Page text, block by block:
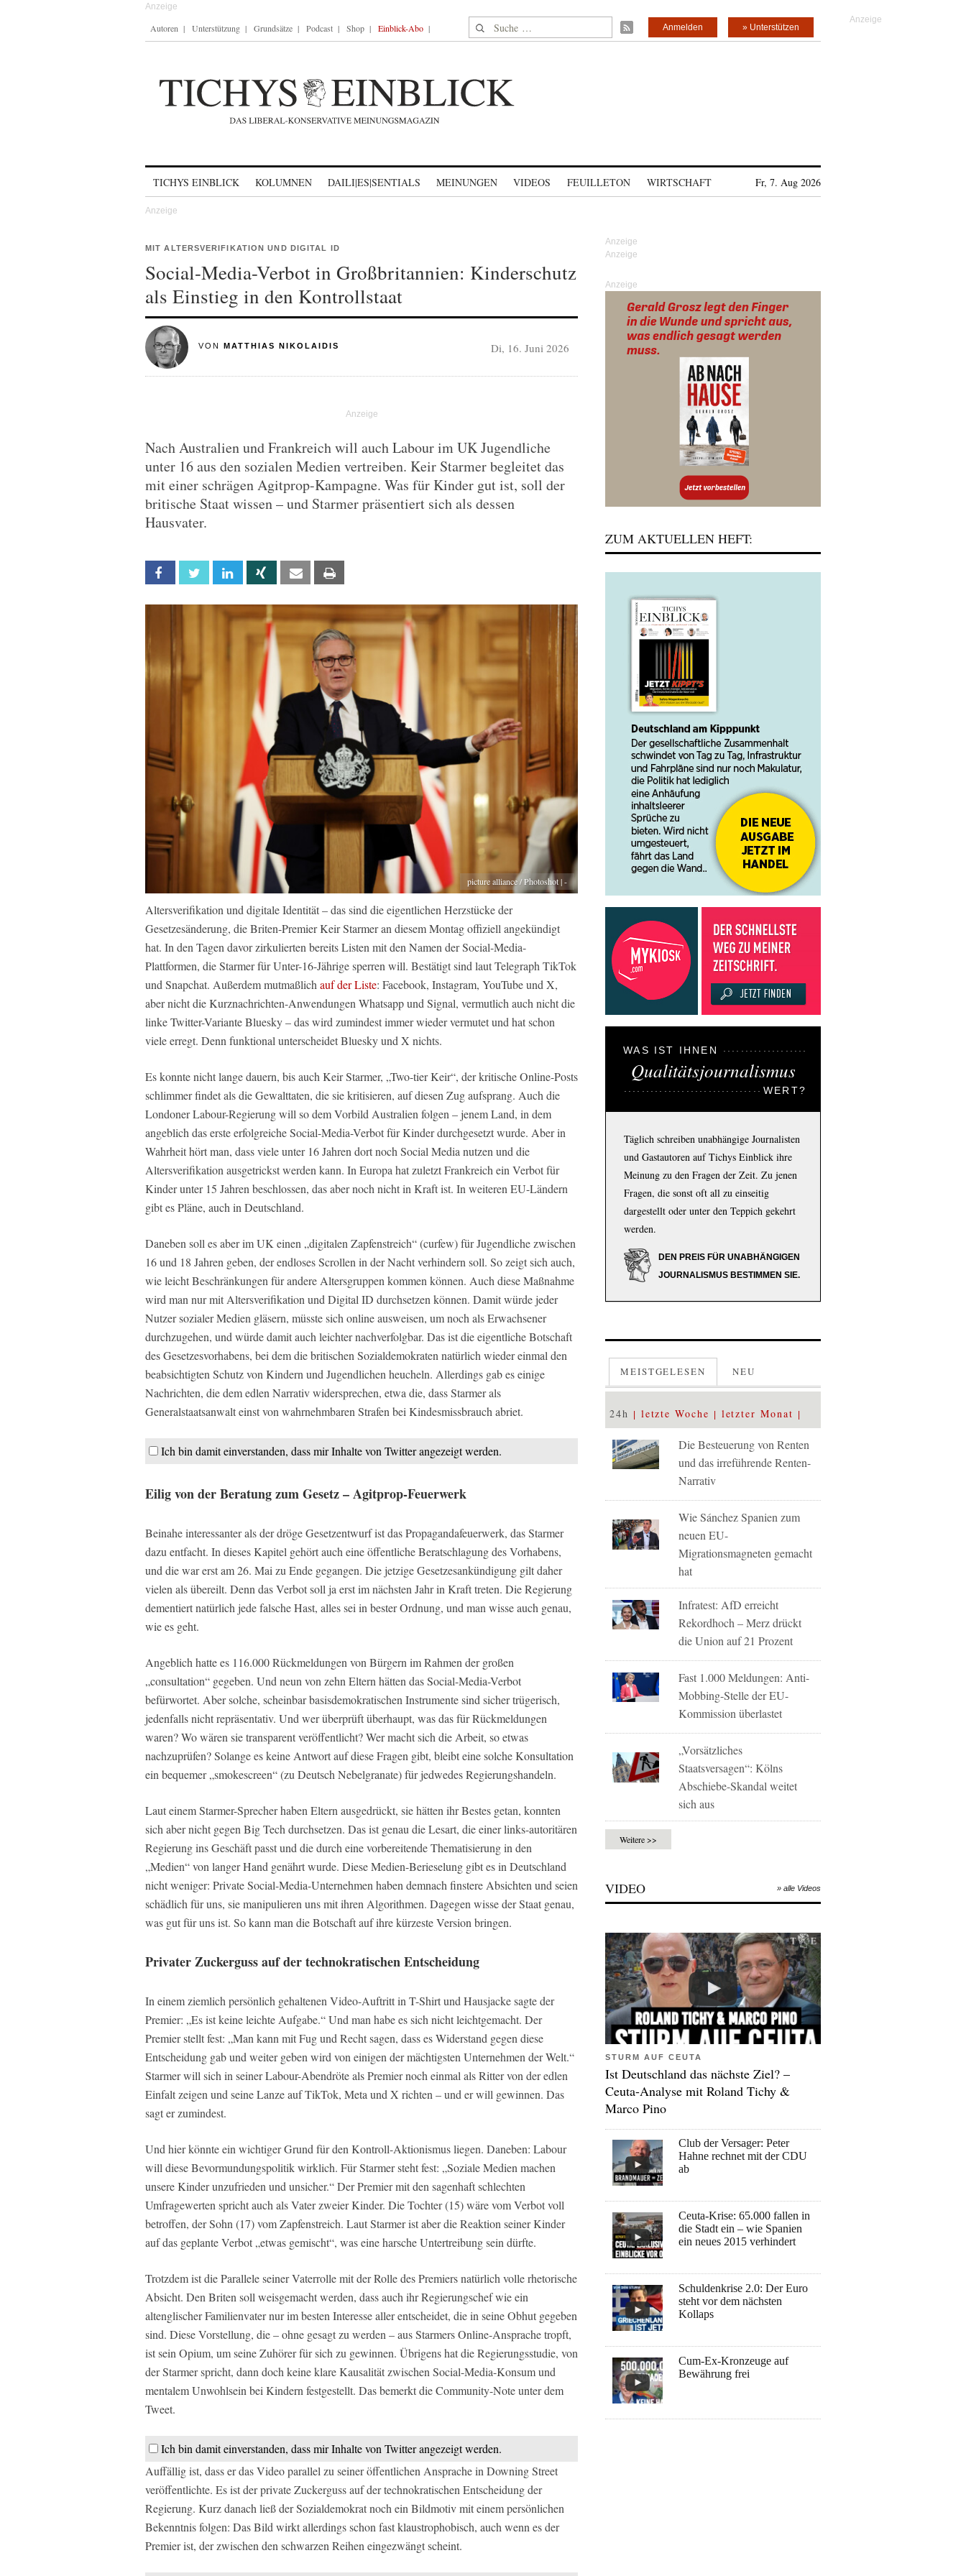
Autoren Unterstützung Grundsätze Podcast Shop Einblick-Abo Suche nach: » Unterstützen
Anmelden
TICHYS EINBLICK KOLUMNEN DAILI|ES|SENTIALS MEINUNGEN VIDEOS FEUILLETON WIRTSCHAFT Fr, 7. Aug 2026
MIT ALTERSVERIFIKATION UND DIGITAL ID
Social-Media-Verbot in Großbritannien: Kinderschutz
als Einstieg in den Kontrollstaat
VON MATTHIAS NIKOLAIDIS Di, 16. Juni 2026
Nach Australien und Frankreich will auch Labour im UK Jugendliche
unter 16 aus den sozialen Medien vertreiben. Keir Starmer begleitet das
mit einer schrägen Agitprop-Kampagne. Was für Kinder gut ist, soll der
britische Staat wissen – und Starmer präsentiert sich als dessen
Hausvater.
Facebook Twitter Linkedin Xing Email
picture alliance / Photoshot | -
Altersverifikation und digitale Identität – das sind die eigentlichen Herzstücke der
Gesetzesänderung, die Briten-Premier Keir Starmer an diesem Montag offiziell angekündigt
hat. In den Tagen davor zirkulierten bereits Listen mit den Namen der Social-Media-
Plattformen, die Starmer für Unter-16-Jährige sperren will. Bestätigt sind laut Telegraph TikTok
und Snapchat. Außerdem mutmaßlich auf der Liste: Facebook, Instagram, YouTube und X,
aber nicht die Kurznachrichten-Anwendungen Whatsapp und Signal, vermutlich auch nicht die
linke Twitter-Variante Bluesky – das wird zumindest immer wieder vermutet und hat schon
viele erregt. Denn funktional unterscheidet Bluesky und X nichts.
Es konnte nicht lange dauern, bis auch Keir Starmer, „Two-tier Keir“, der kritische Online-Posts
schlimmer findet als die Gewalttaten, die sie kritisieren, auf diesen Zug aufsprang. Auch die
Londoner Labour-Regierung will so dem Vorbild Australien folgen – jenem Land, in dem
angeblich das erste erfolgreiche Social-Media-Verbot für Kinder durchgesetzt wurde. Aber in
Wahrheit hört man, dass viele unter 16 Jahren dort noch Social Media nutzen und die
Altersverifikation ausgetrickst werden kann. In Europa hat zuletzt Frankreich ein Verbot für
Kinder unter 15 Jahren beschlossen, das aber noch nicht in Kraft ist. In weiteren EU-Ländern
gibt es Pläne, auch in Deutschland.
Daneben soll es aber im UK einen „digitalen Zapfenstreich“ (curfew) für Jugendliche zwischen
16 und 18 Jahren geben, der endloses Scrollen in der Nacht verhindern soll. So zeigt sich auch,
wie leicht Beschränkungen für andere Altersgruppen kommen können. Auch diese Maßnahme
wird man nur mit Altersverifikation und Digital ID durchsetzen können. Damit würde jeder
Nutzer sozialer Medien gläsern, müsste sich online ausweisen, um noch als Erwachsener
durchzugehen, und würde damit auch leichter nachverfolgbar. Das ist die eigentliche Botschaft
des Gesetzesvorhabens, bei dem die britischen Sozialdemokraten natürlich wieder einmal den
beabsichtigten Schutz von Kindern und Jugendlichen heucheln. Allerdings gab es einige
Nachrichten, die dem edlen Narrativ widersprechen, etwa die, dass Starmer als
Generalstaatsanwalt einst von wahrnehmbaren Strafen bei Kindesmissbrauch abriet.
Ich bin damit einverstanden, dass mir Inhalte von Twitter angezeigt werden.
Eilig von der Beratung zum Gesetz – Agitprop-Feuerwerk
Beinahe interessanter als der dröge Gesetzentwurf ist das Propagandafeuerwerk, das Starmer
dazu entfacht. In dieses Kapitel gehört auch eine öffentliche Beratschlagung des Vorhabens,
und die war erst am 26. Mai zu Ende gegangen. Die jetzige Gesetzesankündigung gilt daher
vielen als übereilt. Denn das Verbot soll ja erst im nächsten Jahr in Kraft treten. Die Regierung
dementiert natürlich jede falsche Hast, alles sei in bester Ordnung, und man wisse auch genau,
wie es geht.
Angeblich hatte es 116.000 Rückmeldungen von Bürgern im Rahmen der großen
„consultation“ gegeben. Und neun von zehn Eltern hätten das Social-Media-Verbot
befürwortet. Aber solche, scheinbar basisdemokratischen Instrumente sind sicher trügerisch,
jedenfalls nicht repräsentativ. Und wer überprüft überhaupt, was das für Rückmeldungen
waren? Wo wären sie transparent veröffentlicht? Wer macht sich die Arbeit, so etwas
nachzuprüfen? Solange es keine Antwort auf diese Fragen gibt, bleibt eine solche Konsultation
ein bequemer „smokescreen“ (zu Deutsch Nebelgranate) für jedwedes Regierungshandeln.
Laut einem Starmer-Sprecher haben Eltern ausgedrückt, sie hätten ihr Bestes getan, konnten
sich aber nicht gegen Big Tech durchsetzen. Das ist genau die Lesart, die einer links-autoritären
Regierung ins Geschäft passt und die durch eine vorbereitende Thematisierung in den
„Medien“ von langer Hand genährt wurde. Diese Medien-Berieselung gibt es in Deutschland
nicht weniger: Private Social-Media-Unternehmen haben demnach finstere Absichten und seien
schädlich für uns, sie manipulieren uns mit ihren Algorithmen. Dagegen wisse der Staat genau,
was gut für uns ist. So kann man die Botschaft auf ihre kürzeste Version bringen.
Privater Zuckerguss auf der technokratischen Entscheidung
In einem ziemlich persönlich gehaltenen Video-Auftritt in T-Shirt und Hausjacke sagte der
Premier: „Es ist keine leichte Aufgabe.“ Und man habe es sich nicht leichtgemacht. Der
Premier stellt fest: „Man kann mit Fug und Recht sagen, dass es Widerstand gegen diese
Entscheidung gab und weiter geben wird von einigen der mächtigsten Unternehmen der Welt.“
Starmer will sich in seiner Labour-Abendröte als Premier noch einmal als Ritter von der edlen
Einfalt zeigen und seine Lanze auf TikTok, Meta und X richten – und er will gewinnen. Das
sagt er zumindest.
Und hier könnte ein wichtiger Grund für den Kontroll-Aktionismus liegen. Daneben: Labour
will diese Bevormundungspolitik wirklich. Für Starmer steht fest: „Soziale Medien machen
unsere Kinder unzufrieden und unsicher.“ Der Premier mit den sagenhaft schlechten
Umfragewerten spricht auch als Vater zweier Kinder. Die Tochter (15) wäre vom Verbot voll
betroffen, der Sohn (17) vom Zapfenstreich. Laut Starmer ist aber die Reaktion seiner Kinder
auf das geplante Verbot „etwas gemischt“, was eine harsche Untertreibung sein dürfte.
Trotzdem ist die Parallele seiner Vaterrolle mit der Rolle des Premiers natürlich volle rhetorische
Absicht. Den Briten soll weisgemacht werden, dass auch ihr Regierungschef wie ein
altenglischer Familienvater nur im besten Interesse aller entscheidet, die in seine Obhut gegeben
sind. Diese Vorstellung, die – ohne gesagt zu werden – aus Starmers Online-Ansprache tropft,
ist sein Opium, um seine Zuhörer für sich zu gewinnen. Übrigens hat die Regierungsstudie, von
der Starmer spricht, dann doch keine klare Kausalität zwischen Social-Media-Konsum und
mentalem Unwohlsein bei Kindern festgestellt. Das bemerkt die Community-Note unter dem
Tweet.
Ich bin damit einverstanden, dass mir Inhalte von Twitter angezeigt werden.
Auffällig ist, dass er das Video parallel zu seiner öffentlichen Ansprache in Downing Street
veröffentlichte. Es ist der private Zuckerguss auf der technokratischen Entscheidung der
Regierung. Kurz danach ließ der Sozialdemokrat noch ein Bildmotiv mit einem persönlichen
Bekenntnis folgen: Das Bild wirkt allerdings schon fast klaustrophobisch, auch wenn es der
Premier ist, der zwischen den schwarzen Reihen eingezwängt scheint.
Anzeige
ZUM AKTUELLEN HEFT:
WAS IST IHNEN
Qualitätsjournalismus
WERT?
Täglich schreiben unabhängige Journalisten
und Gastautoren auf Tichys Einblick ihre
Meinung zu den Fragen der Zeit. Zu jenen
Fragen, die sonst oft all zu einseitig
dargestellt oder unter den Teppich gekehrt
werden.
DEN PREIS FÜR UNABHÄNGIGEN
JOURNALISMUS BESTIMMEN SIE.
MEISTGELESEN NEU
24h letzte Woche letzter Monat
Die Besteuerung von Renten
und das irreführende Renten-
Narrativ
Wie Sánchez Spanien zum
neuen EU-
Migrationsmagneten gemacht
hat
Infratest: AfD erreicht
Rekordhoch – Merz drückt
die Union auf 21 Prozent
Fast 1.000 Meldungen: Anti-
Mobbing-Stelle der EU-
Kommission überlastet
„Vorsätzliches
Staatsversagen“: Kölns
Abschiebe-Skandal weitet
sich aus
Weitere >>
VIDEO » alle Videos
STURM AUF CEUTA
Ist Deutschland das nächste Ziel? –
Ceuta-Analyse mit Roland Tichy &
Marco Pino
Club der Versager: Peter
Hahne rechnet mit der CDU
ab
Ceuta-Krise: 65.000 fallen in
die Stadt ein – wie Spanien
ein neues 2015 verhindert
Schuldenkrise 2.0: Der Euro
steht vor dem nächsten
Kollaps
Cum-Ex-Kronzeuge auf
Bewährung frei